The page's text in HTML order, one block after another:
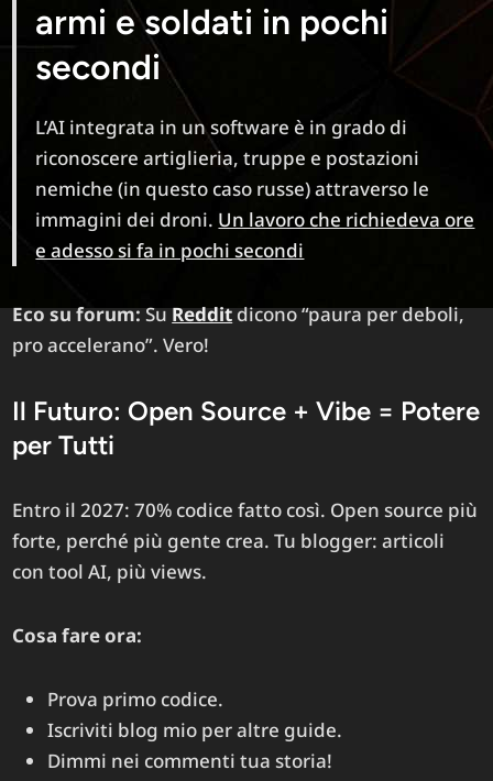
armi e soldati in pochi
secondi
L’AI integrata in un software è in grado di
riconoscere artiglieria, truppe e postazioni
nemiche (in questo caso russe) attraverso le
immagini dei droni. Un lavoro che richiedeva ore
e adesso si fa in pochi secondi
Eco su forum:SuRedditdicono “paura per deboli,
pro accelerano”. Vero!
Il Futuro: Open Source + Vibe = Potere
per Tutti
Entro il 2027: 70% codice fatto così. Open source più
forte, perché più gente crea. Tu blogger: articoli
con tool AI, più views.
Cosa fare ora:
Prova primo codice.
Iscriviti blog mio per altre guide.
Dimmi nei commenti tua storia!